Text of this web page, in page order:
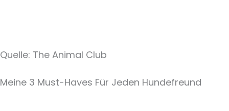
Quelle: The Animal Club
Meine 3 Must-Haves Für Jeden Hundefreund​